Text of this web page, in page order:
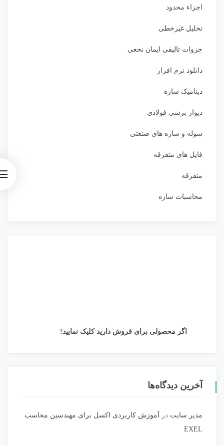
اجزاء محدود
تحلیل غیرخطی
جزوات تالیفی ایمان نخعی
دانلود نرم افزار
دینامیک سازه
دیوار برشی فولادی
سوله و سازه های صنعتی
فایل های متفرقه
متفرقه
محاسبات سازه
اگر محصولی برای فروش دارید کلیک نمایید!
آخرین دیدگاه‌ها
مدیر سایت در
آموزش کاربردی اکسل برای مهندسین محاسب
EXEL